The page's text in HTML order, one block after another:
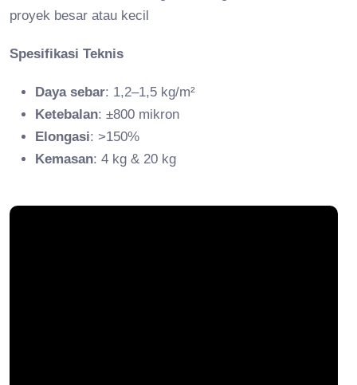
proyek besar atau kecil
Spesifikasi Teknis
Daya sebar: 1,2–1,5 kg/m²
Ketebalan: ±800 mikron
Elongasi: >150%
Kemasan: 4 kg & 20 kg